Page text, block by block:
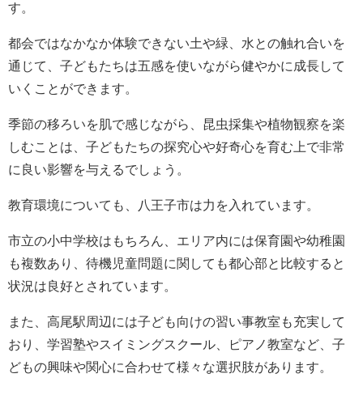
す。
都会ではなかなか体験できない土や緑、水との触れ合いを
通じて、子どもたちは五感を使いながら健やかに成長して
いくことができます。
季節の移ろいを肌で感じながら、昆虫採集や植物観察を楽
しむことは、子どもたちの探究心や好奇心を育む上で非常
に良い影響を与えるでしょう。
教育環境についても、八王子市は力を入れています。
市立の小中学校はもちろん、エリア内には保育園や幼稚園
も複数あり、待機児童問題に関しても都心部と比較すると
状況は良好とされています。
また、高尾駅周辺には子ども向けの習い事教室も充実して
おり、学習塾やスイミングスクール、ピアノ教室など、子
どもの興味や関心に合わせて様々な選択肢があります。